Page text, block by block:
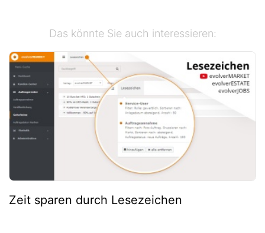
Das könnte Sie auch interessieren:
Zeit sparen durch Lesezeichen